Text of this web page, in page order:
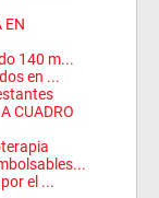
EN
140 m...
en ...
CUADRO
el ...